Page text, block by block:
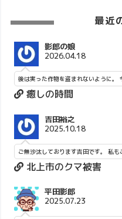
最近
影郎の娘
2026.04.18
後は実った作物を盗まれないように。
癒しの時間
吉田裕之
2025.10.18
ご無沙汰しております吉田です。 私
北上市のクマ被害
平田影郎
2025.07.23